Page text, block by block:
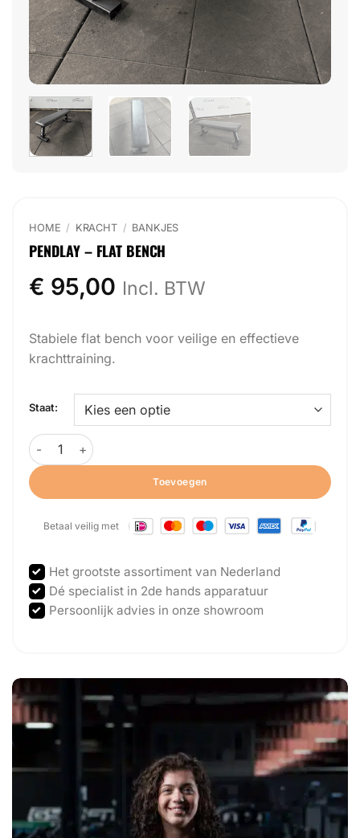
HOME / KRACHT / BANKJES
PENDLAY – FLAT BENCH
€ 95,00 Incl. BTW
Stabiele flat bench voor veilige en effectieve
krachttraining.
Staat:
Pendlay - Flat Bench aantal
Toevoegen
Betaal veilig met
Het grootste assortiment van Nederland
Dé specialist in 2de hands apparatuur
Persoonlijk advies in onze showroom